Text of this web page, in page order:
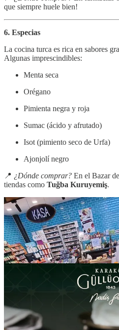
que siempre huele bien!
6. Especias
La cocina turca es rica en sabores
Algunas imprescindibles:
Menta seca
Orégano
Pimienta negra y roja
Sumac (ácido y afrutado)
Isot (pimiento seco de Urfa)
Ajonjolí negro
📍 ¿Dónde comprar? En el Bazar
tiendas como Tuğba Kuruyemiş.